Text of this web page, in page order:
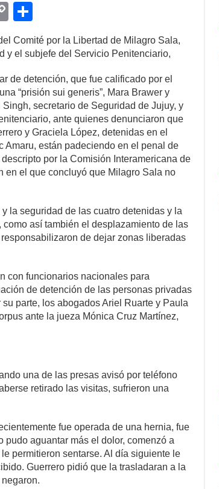
C
o
p
y
Li
n
k
h
ar
e
Comité por la Libertad de Milagro Sala,
y el subjefe del Servicio Penitenciario,
de detención, que fue calificado por el
“prisión sui generis”, Mara Brawer y
secretario de Seguridad de Jujuy, y
ante quienes denunciaron que
y Graciela López, detenidas en el
Amaru, están padeciendo en el penal de
por la Comisión Interamericana de
en el que concluyó que Milagro Sala no
la seguridad de las cuatro detenidas y la
así también el desplazamiento de las
de dejar zonas liberadas
con funcionarios nacionales para
de detención de las personas privadas
parte, los abogados Ariel Ruarte y Paula
ante la jueza Mónica Cruz Martínez,
una de las presas avisó por teléfono
retirado las visitas, sufrieron una
fue operada de una hernia, fue
aguantar más el dolor, comenzó a
permitieron sentarse. Al día siguiente le
Guerrero pidió que la trasladaran a la